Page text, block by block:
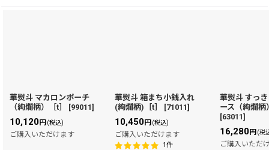
華熨斗 マカロンポーチ
（絢爛柄）［t］
[99011]
10,120円(税込)
ご購入いただけます
華熨斗 箱まち小銭入れ
(絢爛柄)［t］
[71011]
10,450円(税込)
ご購入いただけます
1件
華熨斗 すっ
ース（絢爛柄
[63011]
16,280円(税
ご購入いただ